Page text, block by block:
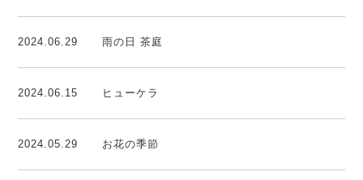
2024.06.29 雨の日 茶庭
2024.06.15 ヒューケラ
2024.05.29 お花の季節